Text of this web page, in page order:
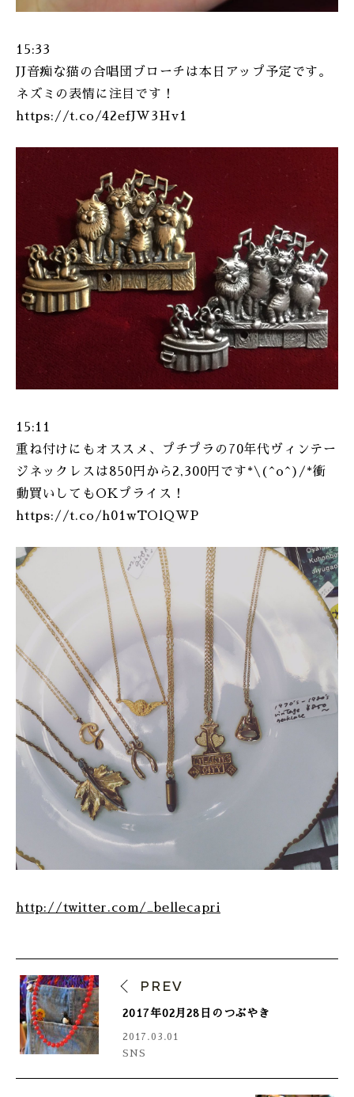
15:33
JJ音痴な猫の合唱団ブローチは本日アップ予定です。
ネズミの表情に注目です！
https://t.co/42efJW3Hv1
15:11
重ね付けにもオススメ、プチプラの70年代ヴィンテー
ジネックレスは850円から2,300円です*\(^o^)/*衝
動買いしてもOKプライス！
https://t.co/h01wTOlQWP
http://twitter.com/_bellecapri
PREV
2017年02月28日のつぶやき
2017.03.01
SNS